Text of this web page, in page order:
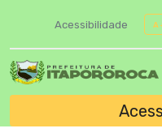
Acessibilidade